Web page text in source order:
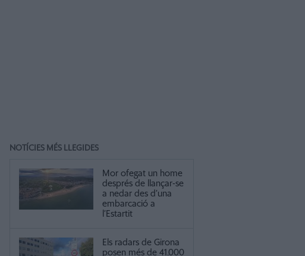
NOTÍCIES MÉS LLEGIDES
Mor ofegat un home
després de llançar-se
a nedar des d’una
embarcació a
l’Estartit
Els radars de Girona
posen més de 41.000